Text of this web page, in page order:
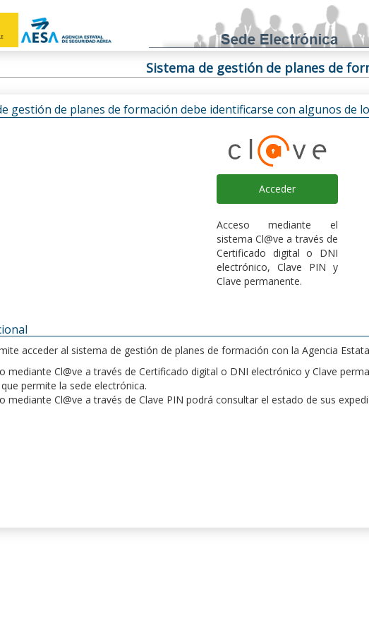
Sistema de gestión de planes de
gestión de planes de formación debe identificarse con algunos de
Acceder
Acceso mediante el
sistema Cl@ve a través de
Certificado digital o DNI
electrónico, Clave PIN y
Clave permanente.
acceder al sistema de gestión de planes de formación con la Agencia
mediante Cl@ve a través de Certificado digital o DNI electrónico y Clave
permite la sede electrónica.
mediante Cl@ve a través de Clave PIN podrá consultar el estado de sus